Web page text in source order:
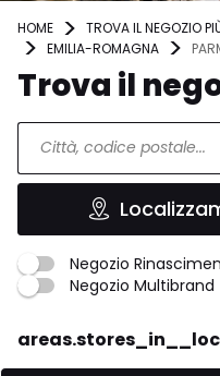
HOME TROVA IL NEGOZIO
EMILIA-ROMAGNA
Trova il
Negozio
Negozio Multibrand